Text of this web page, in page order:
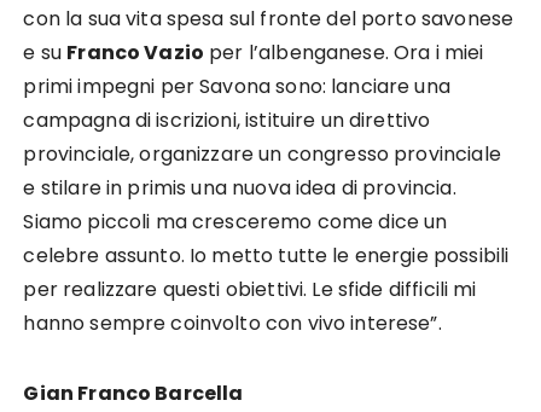
con la sua vita spesa sul fronte del porto savonese
e su Franco Vazio per l’albenganese. Ora i miei
primi impegni per Savona sono: lanciare una
campagna di iscrizioni, istituire un direttivo
provinciale, organizzare un congresso provinciale
e stilare in primis una nuova idea di provincia.
Siamo piccoli ma cresceremo come dice un
celebre assunto. Io metto tutte le energie possibili
per realizzare questi obiettivi. Le sfide difficili mi
hanno sempre coinvolto con vivo interese”.
Gian Franco Barcella